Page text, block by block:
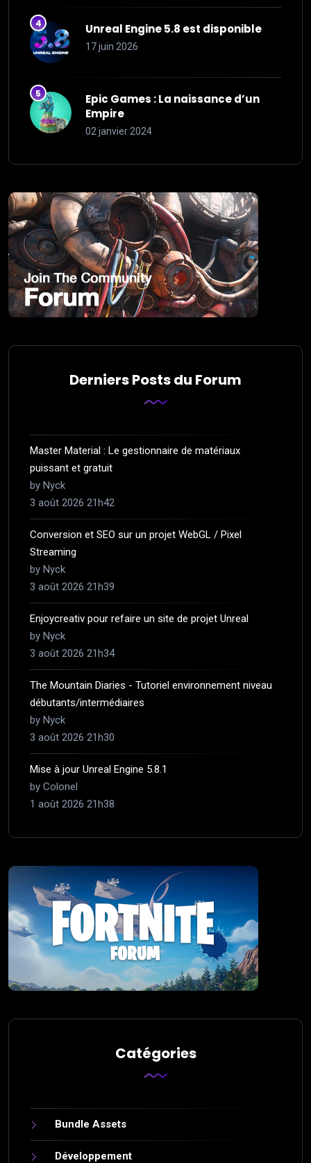
Unreal Engine 5.8 est disponible
17 juin 2026
Epic Games : La naissance d’un
Empire
02 janvier 2024
Derniers Posts du Forum
Master Material : Le gestionnaire de matériaux
puissant et gratuit
by Nyck
3 août 2026 21h42
Conversion et SEO sur un projet WebGL / Pixel
Streaming
by Nyck
3 août 2026 21h39
Enjoycreativ pour refaire un site de projet Unreal
by Nyck
3 août 2026 21h34
The Mountain Diaries - Tutoriel environnement niveau
débutants/intermédiaires
by Nyck
3 août 2026 21h30
Mise à jour Unreal Engine 5.8.1
by Colonel
1 août 2026 21h38
Catégories
Bundle Assets
Développement